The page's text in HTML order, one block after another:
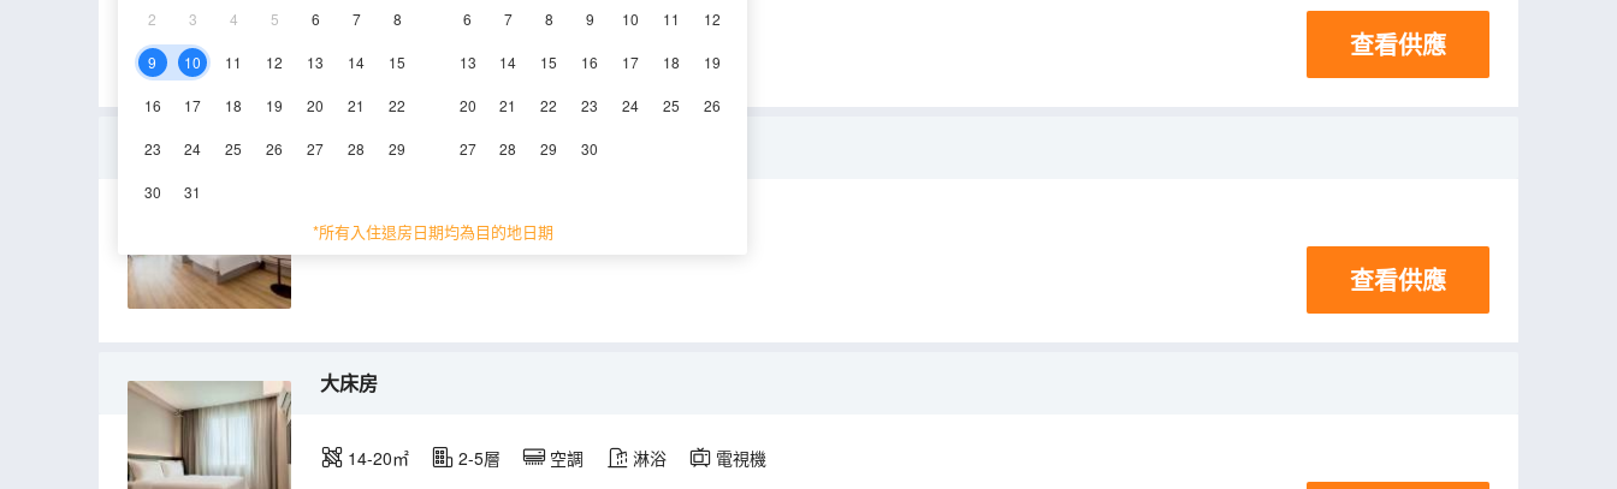
2 3 4 5 6 7 8
9 10 11 12 13 14 15
16 17 18 19 20 21 22
23 24 25 26 27 28 29
30 31
6 7 8 9 10 11 12
13 14 15 16 17 18 19
20 21 22 23 24 25 26
27 28 29 30
*所有入住退房日期均為目的地日期
查看供應
雙床房（面積超大）
32㎡ 2-5層 空調
查看供應
大床房
14-20㎡ 2-5層 空調 淋浴 電視機